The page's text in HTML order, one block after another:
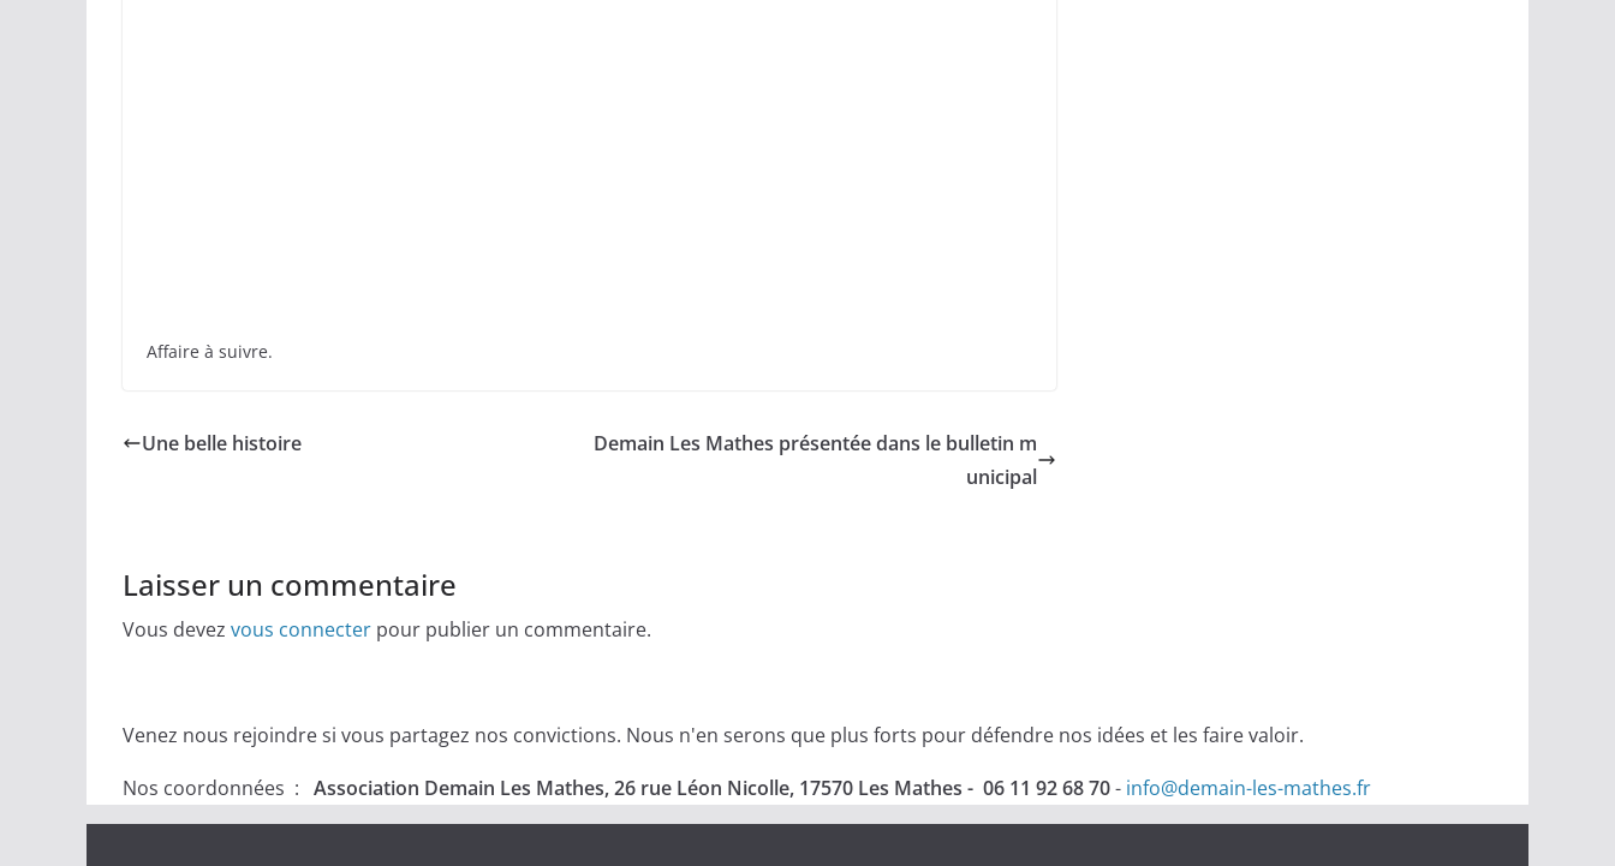
Affaire à suivre.
Une belle histoire
Demain Les Mathes présentée dans le bulletin m
unicipal
Laisser un commentaire
Vous devez vous connecter pour publier un commentaire.
Venez nous rejoindre si vous partagez nos convictions. Nous n'en serons que plus forts pour défendre nos idées et les faire valoir.
Nos coordonnées : Association Demain Les Mathes, 26 rue Léon Nicolle, 17570 Les Mathes - 06 11 92 68 70- info@demain-les-mathes.fr